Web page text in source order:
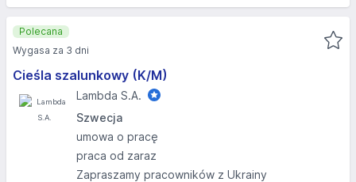
Cieśla szalunkowy (K/M)
Lambda S.A.
Szwecja
umowa o pracę
praca od zaraz
Zapraszamy pracowników z Ukrainy
Polecana
Wygasa za 3 dni